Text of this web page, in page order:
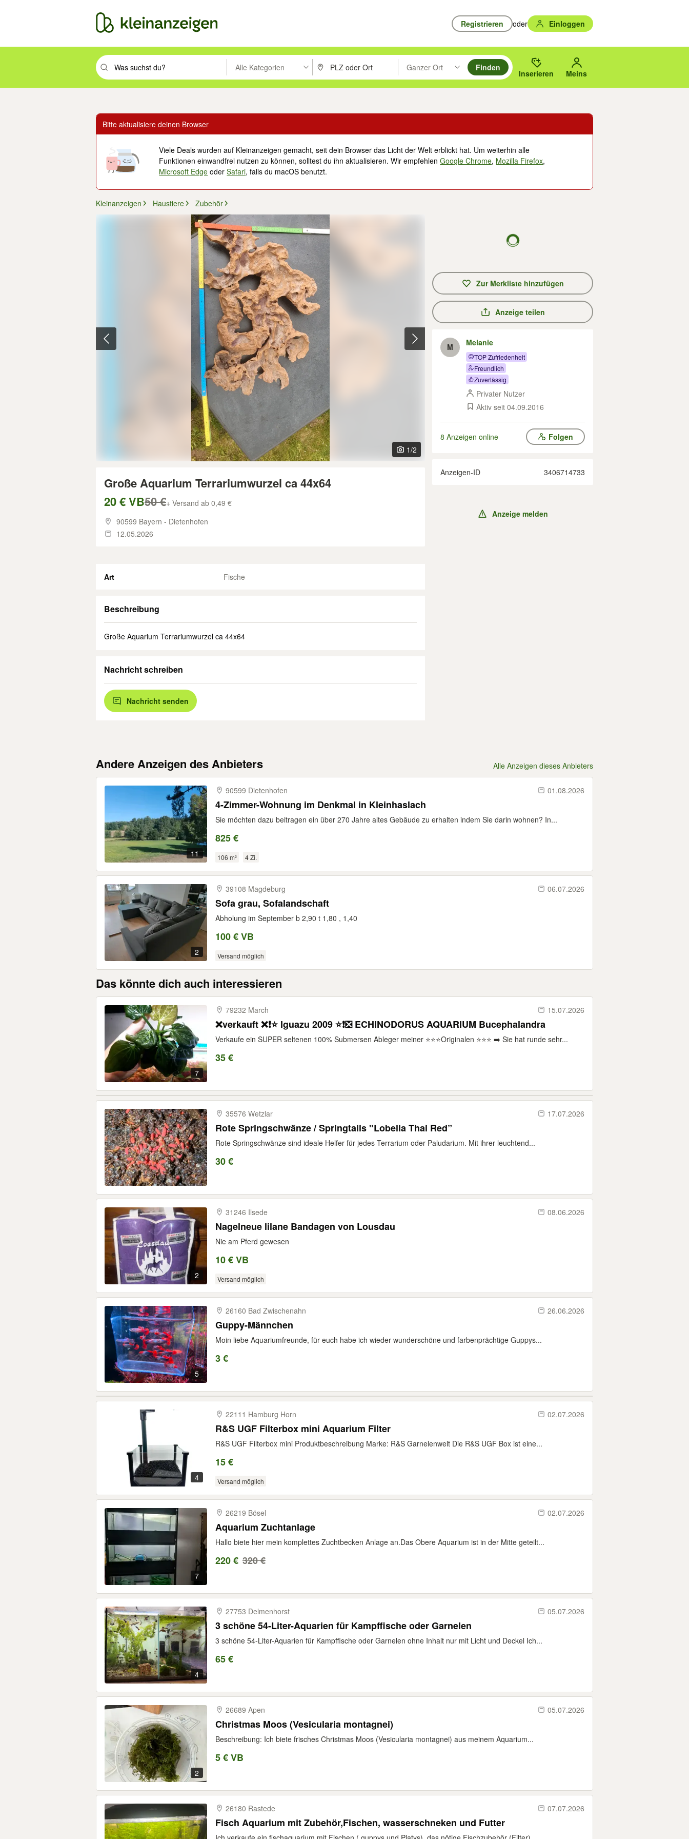
Registrieren oder Einloggen
Suchbegriff eingeben. Eingabetaste drücken um zu suchen, oder Vorschläge mit den Pfeiltasten nach oben/unten durchsuchen und mit Eingabetaste auswählen.
Alle Kategorien PLZ oder Ort eingeben. Eingabetaste drücken um zu suchen, oder Vorschläge mit den Pfeiltasten nach oben/
Ganzer Ort
Suche im Umkreis des gewählten Orts oder PLZ.
Finden
Inserieren Meins
Bitte aktualisiere deinen Browser
Viele Deals wurden auf Kleinanzeigen gemacht, seit dein Browser das Licht der Welt erblickt hat. Um weiterhin alle
Funktionen einwandfrei nutzen zu können, solltest du ihn aktualisieren. Wir empfehlenGoogle Chrome, Mozilla Firefox,
Microsoft Edge oderSafari, falls du macOS benutzt.
Kleinanzeigen Haustiere Zubehör
1/2
Große Aquarium Terrariumwurzel ca 44x64
20 € VB50 €+ Versand ab 0,49 €
90599 Bayern - Dietenhofen
12.05.2026
Art Fische
Beschreibung
Große Aquarium Terrariumwurzel ca 44x64
Nachricht schreiben
Nachricht senden
Zur Merkliste hinzufügen
Anzeige teilen
M Melanie
TOP Zufriedenheit
Freundlich
Zuverlässig
Privater Nutzer
Aktiv seit 04.09.2016
8 Anzeigen online Folgen
Anzeigen-ID 3406714733
Anzeige melden
Andere Anzeigen des Anbieters Alle Anzeigen dieses Anbieters
11
90599 Dietenhofen 01.08.2026
4-Zimmer-Wohnung im Denkmal in Kleinhaslach
Sie möchten dazu beitragen ein über 270 Jahre altes Gebäude zu erhalten indem Sie darin wohnen? In...
825 €
106 m² 4 Zi.
2
39108 Magdeburg 06.07.2026
Sofa grau, Sofalandschaft
Abholung im September b 2,90 t 1,80 , 1,40
100 € VB
Versand möglich
Das könnte dich auch interessieren
7
79232 March 15.07.2026
❌verkauft ❌❗⭐ Iguazu 2009 ⭐❗❎ ECHINODORUS AQUARIUM Bucephalandra
Verkaufe ein SUPER seltenen 100% Submersen Ableger meiner ⭐⭐⭐Originalen ⭐⭐⭐ ➡️ Sie hat runde sehr...
35 €
35576 Wetzlar 17.07.2026
Rote Springschwänze / Springtails "Lobella Thai Red”
Rote Springschwänze sind ideale Helfer für jedes Terrarium oder Paludarium. Mit ihrer leuchtend...
30 €
2
31246 Ilsede 08.06.2026
Nagelneue lilane Bandagen von Lousdau
Nie am Pferd gewesen
10 € VB
Versand möglich
5
26160 Bad Zwischenahn 26.06.2026
Guppy-Männchen
Moin liebe Aquariumfreunde, für euch habe ich wieder wunderschöne und farbenprächtige Guppys...
3 €
4
22111 Hamburg Horn 02.07.2026
R&S UGF Filterbox mini Aquarium Filter
R&S UGF Filterbox mini Produktbeschreibung Marke: R&S Garnelenwelt Die R&S UGF Box ist eine...
15 €
Versand möglich
7
26219 Bösel 02.07.2026
Aquarium Zuchtanlage
Hallo biete hier mein komplettes Zuchtbecken Anlage an.Das Obere Aquarium ist in der Mitte geteilt...
220 € 320 €
4
27753 Delmenhorst 05.07.2026
3 schöne 54-Liter-Aquarien für Kampffische oder Garnelen
3 schöne 54-Liter-Aquarien für Kampffische oder Garnelen ohne Inhalt nur mit Licht und Deckel Ich...
65 €
2
26689 Apen 05.07.2026
Christmas Moos (Vesicularia montagnei)
Beschreibung: Ich biete frisches Christmas Moos (Vesicularia montagnei) aus meinem Aquarium...
5 € VB
26180 Rastede 07.07.2026
Fisch Aquarium mit Zubehör,Fischen, wasserschneken und Futter